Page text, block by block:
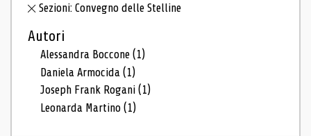
Sezioni: Convegno delle Stelline
Autori
Alessandra Boccone(1)
Daniela Armocida(1)
Joseph Frank Rogani(1)
Leonarda Martino(1)